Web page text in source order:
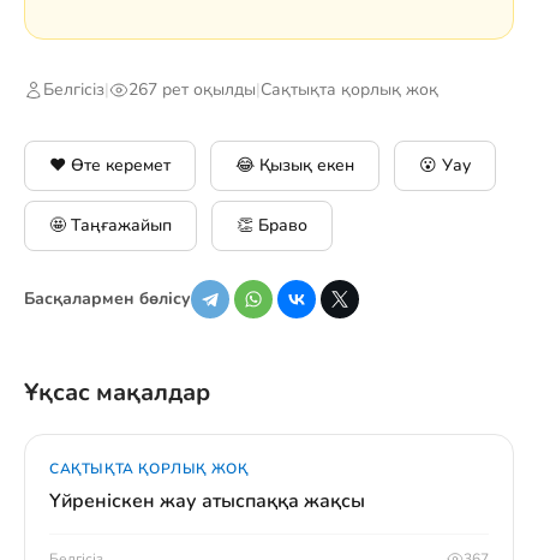
Белгісіз| 267 рет оқылды|Сақтықта қорлық жоқ
❤️ Өте керемет 😂 Қызық екен 😮 Уау
🤩 Таңғажайып 👏 Браво
Басқалармен бөлісу
Ұқсас мақалдар
САҚТЫҚТА ҚОРЛЫҚ ЖОҚ
Үйреніскен жау атыспаққа жақсы